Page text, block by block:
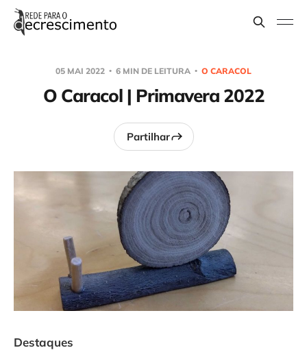
05 MAI 2022 6 MIN DE LEITURA O CARACOL
O Caracol | Primavera 2022
Partilhar
Destaques